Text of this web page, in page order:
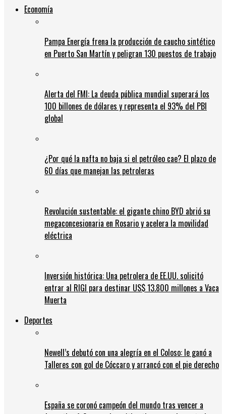
Economía
Pampa Energía frena la producción de caucho sintético
en Puerto San Martín y peligran 130 puestos de trabajo
Alerta del FMI: La deuda pública mundial superará los
100 billones de dólares y representa el 93% del PBI
global
¿Por qué la nafta no baja si el petróleo cae? El plazo de
60 días que manejan las petroleras
Revolución sustentable: el gigante chino BYD abrió su
megaconcesionaria en Rosario y acelera la movilidad
eléctrica
Inversión histórica: Una petrolera de EE.UU. solicitó
entrar al RIGI para destinar US$ 13.800 millones a Vaca
Muerta
Deportes
Newell’s debutó con una alegría en el Coloso: le ganó a
Talleres con gol de Cóccaro y arrancó con el pie derecho
España se coronó campeón del mundo tras vencer a